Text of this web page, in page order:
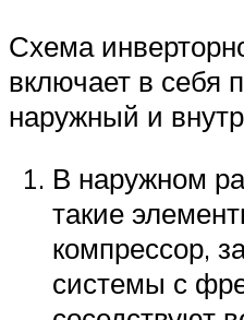
Схема
включает в себя
наружный и
В наружном
такие
компрессор,
системы с